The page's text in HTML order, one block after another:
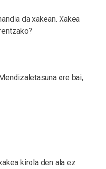
da xakean. Xakea
ere bai,
kirola den ala ez